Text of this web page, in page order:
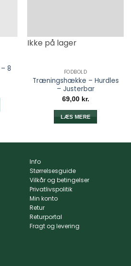
8
Ikke på lager
FODBOLD
Træningshække – Hurdles
– Justerbar
69,00 kr.
LÆS MERE
Info
Størrelsesguide
Vilkår og betingelser
Privatlivspolitik
Min konto
Retur
Returportal
Fragt og levering